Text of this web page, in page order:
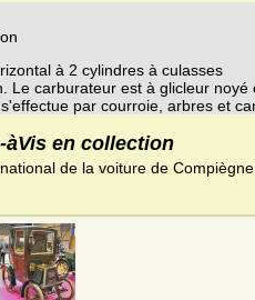
à 2 cylindres à culasses
Le carburateur est à glicleur noyé
par courroie, arbres et
àVis en collection
de la voiture de Compiègne